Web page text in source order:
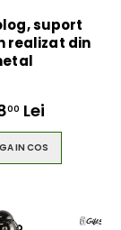
suport
realizat din
00 Lei
IN COS